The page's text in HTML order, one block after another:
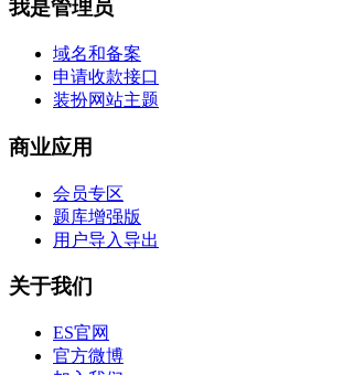
我是管理员
域名和备案
申请收款接口
装扮网站主题
商业应用
会员专区
题库增强版
用户导入导出
关于我们
ES官网
官方微博